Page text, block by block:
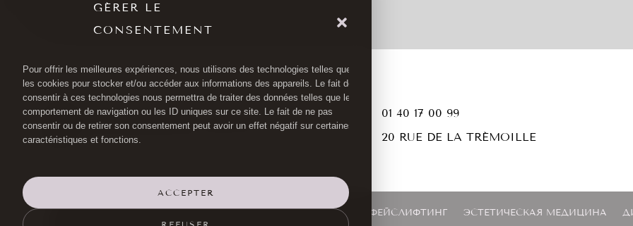
GÉRER LE
CONSENTEMENT
Pour offrir les meilleures expériences, nous utilisons des technologies telles que
les cookies pour stocker et/ou accéder aux informations des appareils. Le fait de
consentir à ces technologies nous permettra de traiter des données telles que le
comportement de navigation ou les ID uniques sur ce site. Le fait de ne pas
consentir ou de retirer son consentement peut avoir un effet négatif sur certaines
caractéristiques et fonctions.
ACCEPTER
01 40 17 00 99
20 RUE DE LA TRÉMOILLE
ДОКТОР ХАЙОТ ХИРУРГИЯ ГЛАЗА ЛИПОФИЛИНГ ФЕЙСЛИФТИНГ ЭСТЕТИЧЕСКАЯ МЕДИЦИНА